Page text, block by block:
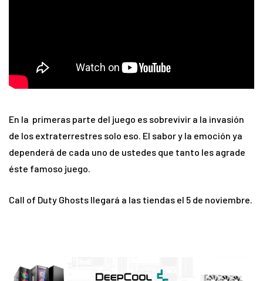
En la primeras parte del juego es sobrevivir a la invasión
de los extraterrestres solo eso. El sabor y la emoción ya
dependerá de cada uno de ustedes que tanto les agrade
éste famoso juego.
Call of Duty Ghosts llegará a las tiendas el 5 de noviembre.